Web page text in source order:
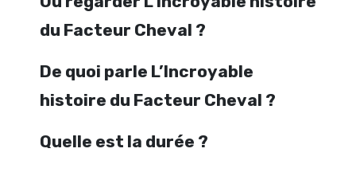
du Facteur Cheval ?
De quoi parle L’Incroyable
histoire du Facteur Cheval ?
Quelle est la durée ?